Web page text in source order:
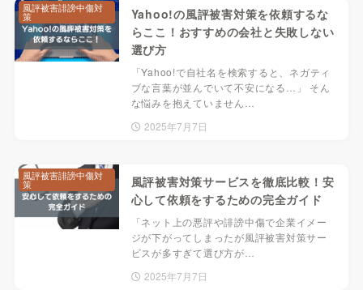
Yahoo!の風評被害対策を依頼するな
らここ！おすすめの会社と失敗しない
選び方
「Yahoo!で自社名を検索すると、ネガティ
ブな言葉が並んでいて不安になる…」 そん
な悩みを抱えていません…
2025年7月7日
風評被害誹謗中傷対
策
風評被害対策サービスを徹底比較！安
心して依頼をするための完全ガイド
「ネット上の悪評や誹謗中傷で企業イメー
ジが下がってしまったが風評被害対策サー
ビスが多すぎて選び方が…
2025年7月7日
風評被害誹謗中傷対
策